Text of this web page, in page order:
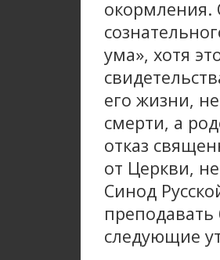
окормления.
ума», хотя
его жизни,
смерти, а
отказ
от Церкви,
Синод
следующие